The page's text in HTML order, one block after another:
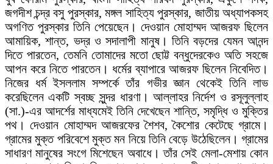
জগদীশ চন্দ্র বসু পুরস্কার, মঙ্গল সাহিত্য পুরস্কার, জাতীয় অধ্যাপকসহ
অগণিত পুরস্কার তিনি পেয়েছেন। দেওয়ান মোহাম্মদ আজরফ ছিলেন
আমায়িক, শান্ত, ভদ্র ও সদালাপী মানুষ। তিনি বড়দের যেমন আনন্দ
দিতে পারতেন, তেমনি তোমাদের মতো ছোট্ট বন্ধুদেরকেও অতি সহজে
আপন করে নিতে পারতেন। ধর্মের ব্যাপারে আজরফ ছিলেন নিবেদিত।
নিজের ধর্ম ইসললাম সম্পর্কে তাঁর গভীর জ্ঞান থেকেই তিনি লাভ
করেছিলেন একটি স্বচ্ছ সুন্দর ধারণা। আল্লাহর নির্দেশ ও রসূলুল্লাহ
(সা.)-এর আদর্শের মাধ্যমেই তিনি দেখেছেন শান্তি, সমৃদ্ধি ও মুক্তির
পথ। দেওয়ান মোহাম্মদ আজরফের শৈশব, কৈশোর কেটেছে গ্রামে।
গ্রামের মুক্ত পরিবেশে মুক্ত মন নিয়ে তিনি বেড়ে উঠেছিলেন। গ্রামের
সাধারণ মানুষের সংগে মিশেছেন অবাধে। তাঁর সেই মেলা-মেশায় কোন